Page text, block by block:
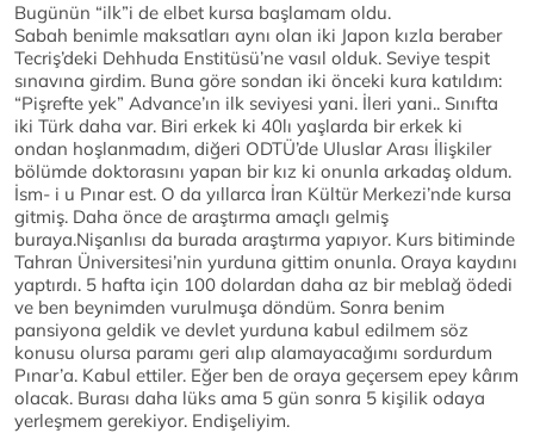
Bugünün “ilk”i de elbet kursa başlamam oldu.
Sabah benimle maksatları aynı olan iki Japon kızla beraber
Tecriş’deki Dehhuda Enstitüsü’ne vasıl olduk. Seviye tespit
sınavına girdim. Buna göre sondan iki önceki kura katıldım:
“Pişrefte yek” Advance’ın ilk seviyesi yani. İleri yani.. Sınıfta
iki Türk daha var. Biri erkek ki 40lı yaşlarda bir erkek ki
ondan hoşlanmadım, diğeri ODTÜ’de Uluslar Arası İlişkiler
bölümde doktorasını yapan bir kız ki onunla arkadaş oldum.
İsm- i u Pınar est. O da yıllarca İran Kültür Merkezi’nde kursa
gitmiş. Daha önce de araştırma amaçlı gelmiş
buraya.Nişanlısı da burada araştırma yapıyor. Kurs bitiminde
Tahran Üniversitesi’nin yurduna gittim onunla. Oraya kaydını
yaptırdı. 5 hafta için 100 dolardan daha az bir meblağ ödedi
ve ben beynimden vurulmuşa döndüm. Sonra benim
pansiyona geldik ve devlet yurduna kabul edilmem söz
konusu olursa paramı geri alıp alamayacağımı sordurdum
Pınar’a. Kabul ettiler. Eğer ben de oraya geçersem epey kârım
olacak. Burası daha lüks ama 5 gün sonra 5 kişilik odaya
yerleşmem gerekiyor. Endişeliyim.